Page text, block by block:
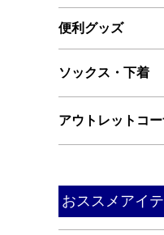
便利グッズ
ソックス・下着
アウトレットコ
おススメアイ